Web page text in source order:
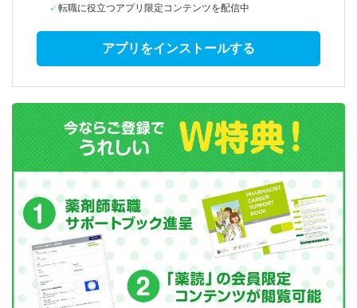
転職に役立つアプリ限定コンテンツを配信中
アプリをインストールする